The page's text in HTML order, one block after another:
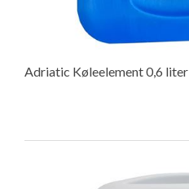
Adriatic Køleelement 0,6 liter